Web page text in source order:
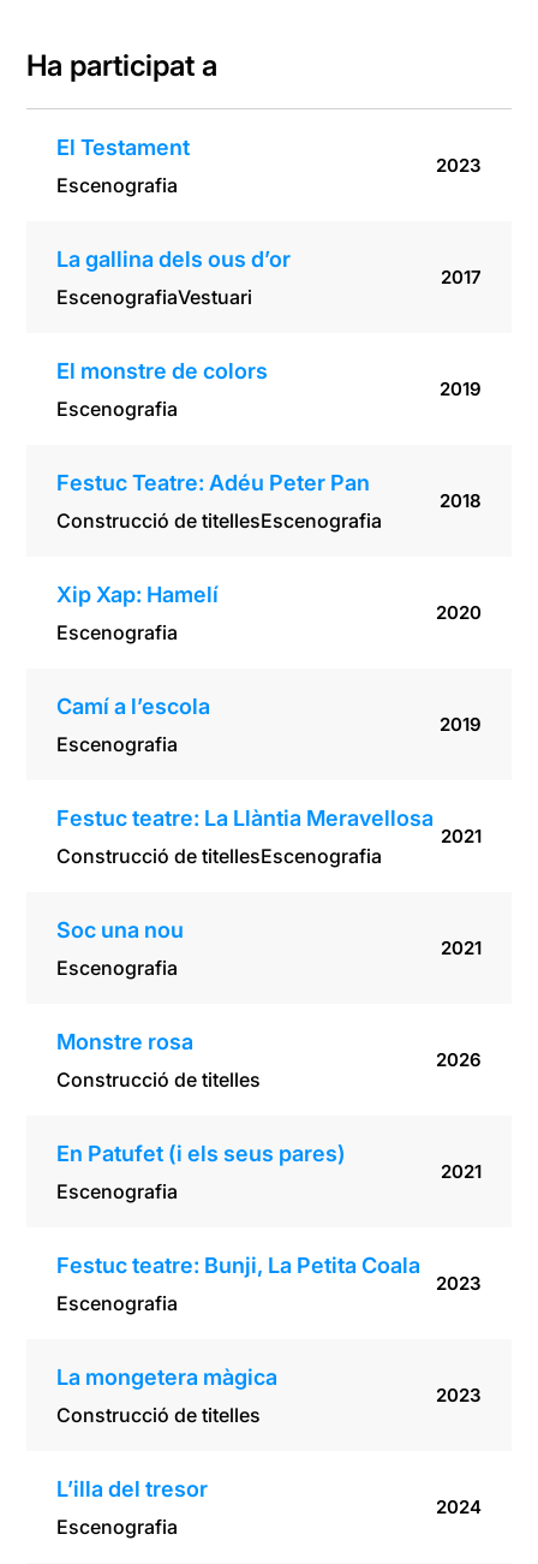
Ha participat a
El Testament
Escenografia
2023
La gallina dels ous d’or
EscenografiaVestuari
2017
El monstre de colors
Escenografia
2019
Festuc Teatre: Adéu Peter Pan
Construcció de titellesEscenografia
2018
Xip Xap: Hamelí
Escenografia
2020
Camí a l’escola
Escenografia
2019
Festuc teatre: La Llàntia Meravellosa
Construcció de titellesEscenografia
2021
Soc una nou
Escenografia
2021
Monstre rosa
Construcció de titelles
2026
En Patufet (i els seus pares)
Escenografia
2021
Festuc teatre: Bunji, La Petita Coala
Escenografia
2023
La mongetera màgica
Construcció de titelles
2023
L’illa del tresor
Escenografia
2024